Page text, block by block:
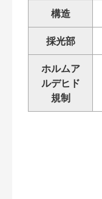
構造
採光部
ホルムア
ルデヒド
規制